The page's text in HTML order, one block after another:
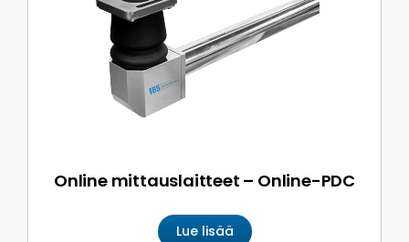
Online mittauslaitteet – Online-PDC
Lue lisää